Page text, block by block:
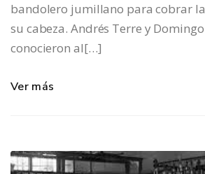
bandolero jumillano para cobrar
su cabeza. Andrés Terre y
conocieron al[…]
Ver más